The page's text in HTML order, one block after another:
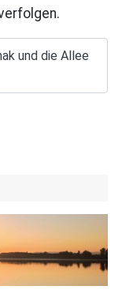
und die Allee